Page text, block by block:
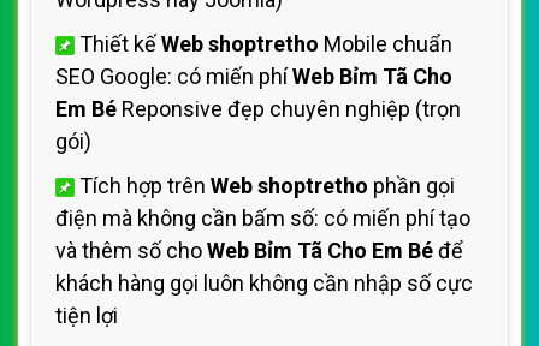
Thiết kếWeb shoptretho Mobile chuẩn
SEO Google: có miến phíWeb Bỉm Tã Cho
Em Bé Reponsive đẹp chuyên nghiệp (trọn
gói)
Tích hợp trên Web shoptretho phần gọi
điện mà không cần bấm số: có miến phí tạo
và thêm số choWeb Bỉm Tã Cho Em Béđể
khách hàng gọi luôn không cần nhập số cực
tiện lợi